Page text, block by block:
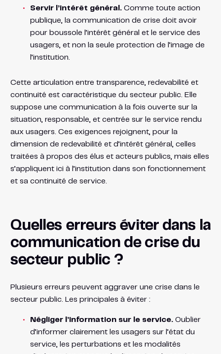
Servir l’intérêt général.Comme toute action
publique, la communication de crise doit avoir
pour boussole l’intérêt général et le service des
usagers, et non la seule protection de l’image de
l’institution.
Cette articulation entre transparence, redevabilité et
continuité est caractéristique du secteur public. Elle
suppose une communication à la fois ouverte sur la
situation, responsable, et centrée sur le service rendu
aux usagers. Ces exigences rejoignent, pour la
dimension de redevabilité et d’intérêt général, celles
traitées à propos des élus et acteurs publics, mais elles
s’appliquent ici à l’institution dans son fonctionnement
et sa continuité de service.
Quelles erreurs éviter dans la
communication de crise du
secteur public ?
Plusieurs erreurs peuvent aggraver une crise dans le
secteur public. Les principales à éviter :
Négliger l’information sur le service.Oublier
d’informer clairement les usagers sur l’état du
service, les perturbations et les modalités